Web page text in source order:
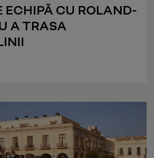
ECHIPĂ CU ROLAND-
A TRASA